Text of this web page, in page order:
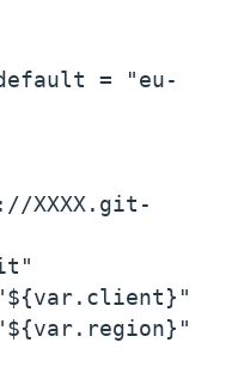
= "eu-
XXXX.git-